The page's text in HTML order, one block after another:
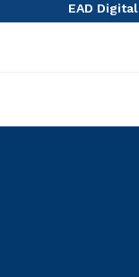
EAD Digital